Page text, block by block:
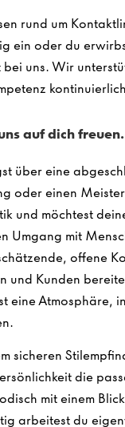
rund um
ein oder du
bei uns. Wir
auf dich
über eine
oder einen
und möchtest
Umgang mit
offene
und Kunden
eine Atmosphäre,
sicheren
die
mit einem
arbeitest du